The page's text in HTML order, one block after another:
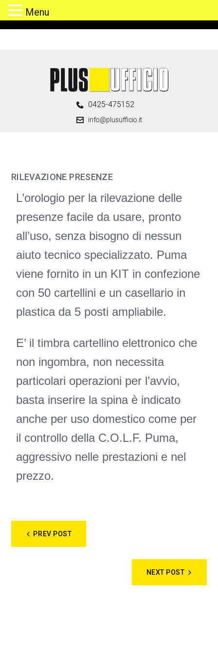
0425-475152
info@plusufficio.it
RILEVAZIONE PRESENZE
L’orologio per la rilevazione delle
presenze facile da usare, pronto
all’uso, senza bisogno di nessun
aiuto tecnico specializzato. Puma
viene fornito in un KIT in confezione
con 50 cartellini e un casellario in
plastica da 5 posti ampliabile.
E’ il timbra cartellino elettronico che
non ingombra, non necessita
particolari operazioni per l’avvio,
basta inserire la spina è indicato
anche per uso domestico come per
il controllo della C.O.L.F. Puma,
aggressivo nelle prestazioni e nel
prezzo.
PREV POST
NEXT POST
Menu